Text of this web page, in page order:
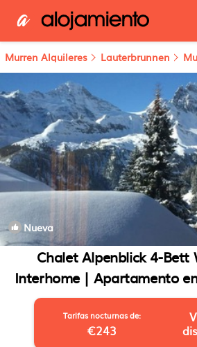
Murren Alquileres Lauterbrunnen
Nueva
Chalet Alpenblick 4-Bett
Interhome | Apartamento
Tarifas nocturnas de:
€243